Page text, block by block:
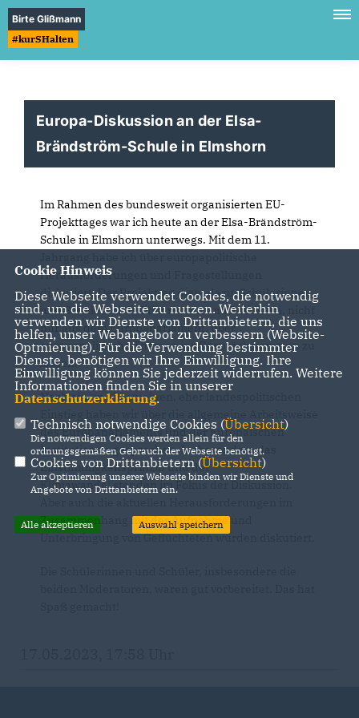
Birte Glißmann
#kurSHalten
Europa-Diskussion an der Elsa-
Brändström-Schule in Elmshorn
Im Rahmen des bundesweit organisierten EU-
Projekttages war ich heute an der Elsa-Brändström-
Schule in Elmshorn unterwegs. Mit dem 11.
Herausforderungen und Fragestellungen
diskutiert. Der Projekttag dient dazu, Schülerinnen
und Schüler mit Politikerinnen und Politikern, nicht
nur aus dem Europaparlament, über
europapolitische Themen ins Gespräch kommen zu
lassen.
Nach einem allgemeinen, eher landespolitischen
Einstieg haben wir über die allgemeine Arbeitsweise
des Europaparlaments und der Europäischen
Institutionen gesprochen. Insbesondere das
Einstimmigkeitsprinzip und der
Klimawandel standen im Fokus der Diskussion.
Zusammenhang mit der Aufnahme und
Unterbringung von Geflüchteten wurden diskutiert.
Cookie Hinweis
Diese Webseite verwendet Cookies, die notwendig
sind, um die Webseite zu nutzen. Weiterhin
verwenden wir Dienste von Drittanbietern, die uns
helfen, unser Webangebot zu verbessern (Website-
Optmierung). Für die Verwendung bestimmter
Dienste, benötigen wir Ihre Einwilligung. Ihre
Einwilligung können Sie jederzeit widerrufen. Weitere
Informationen finden Sie in unserer
Datenschutzerklärung.
Technisch notwendige Cookies (Übersicht)
Die notwendigen Cookies werden allein für den
ordnungsgemäßen Gebrauch der Webseite benötigt.
Cookies von Drittanbietern (Übersicht)
Zur Optimierung unserer Webseite binden wir Dienste und
Angebote von Drittanbietern ein.
Alle akzeptieren Auswahl speichern